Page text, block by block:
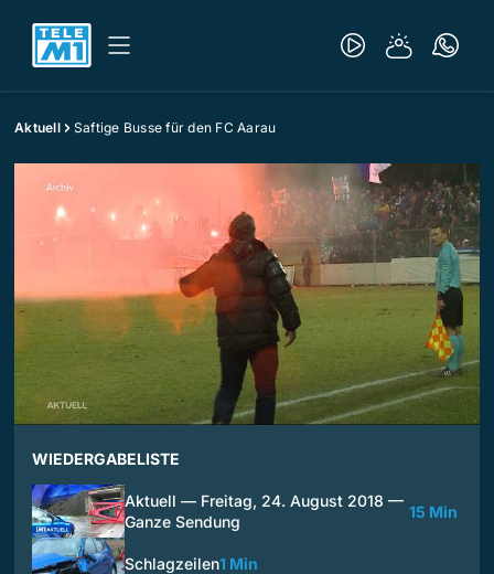
Aktuell Saftige Busse für den FC Aarau
WIEDERGABELISTE
Aktuell — Freitag, 24. August 2018 —
Ganze Sendung
15 Min
Schlagzeilen1 Min